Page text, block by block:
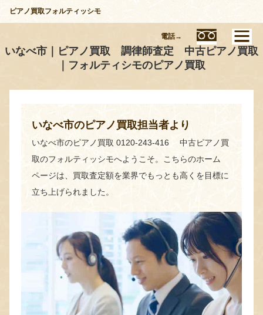
ピアノ買取フォルティッシモ
いなべ市｜ピアノ買取 調律師査定 中古ピアノ買取
｜フォルティシモのピアノ買取
いなべ市のピアノ買取担当者より
いなべ市のピアノ買取 0120-243-416 中古ピアノ買
取のフォルティッシモへようこそ。こちらのホーム
ページは、買取査定額を業界でもっとも高くを目標に
立ち上げられました。
電話→